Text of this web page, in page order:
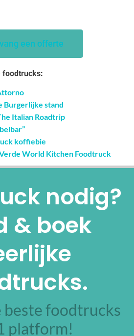
een offerte
foodtrucks:
Burgerlijke stand
Italian Roadtrip
koffiebie
World Kitchen Foodtruck
nodig?
& boek
beste foodtrucks
platform!